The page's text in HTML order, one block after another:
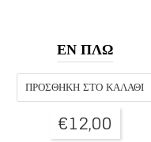
ΕΝ ΠΛΩ
ΠΡΟΣΘΉΚΗ ΣΤΟ ΚΑΛΆΘΙ
€12,00